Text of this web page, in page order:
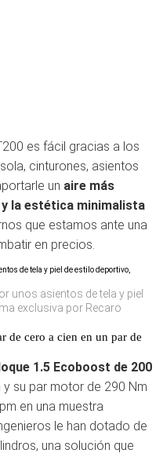
es fácil gracias a los
cinturones, asientos
un aire más
la estética minimalista
que estamos ante una
en precios.
unos asientos de tela y piel
exclusiva por Recaro
de cero a cien en un par de
1.5 Ecoboost de 200
su par motor de 290 Nm
en una muestra
le han dotado de
una solución que